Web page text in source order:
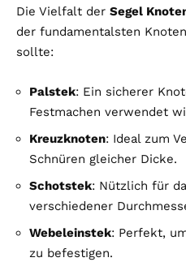
Die Vielfalt der Segel
der fundamentalsten
sollte:
Palstek: Ein sicherer
Festmachen verwendet
Kreuzknoten: Ideal zum
Schnüren gleicher Dicke.
Schotstek: Nützlich für
verschiedener
Webeleinstek: Perfekt,
zu befestigen.